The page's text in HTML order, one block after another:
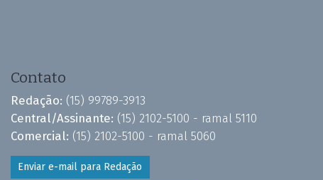
Contato
Redação: (15) 99789-3913
Central/Assinante: (15) 2102-5100 - ramal 5110
Comercial: (15) 2102-5100 - ramal 5060
Enviar e-mail para Redação